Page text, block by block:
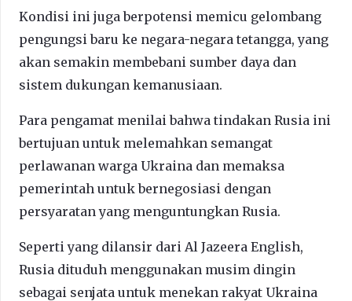
Kondisi ini juga berpotensi memicu gelombang
pengungsi baru ke negara-negara tetangga, yang
akan semakin membebani sumber daya dan
sistem dukungan kemanusiaan.
Para pengamat menilai bahwa tindakan Rusia ini
bertujuan untuk melemahkan semangat
perlawanan warga Ukraina dan memaksa
pemerintah untuk bernegosiasi dengan
persyaratan yang menguntungkan Rusia.
Seperti yang dilansir dari Al Jazeera English,
Rusia dituduh menggunakan musim dingin
sebagai senjata untuk menekan rakyat Ukraina